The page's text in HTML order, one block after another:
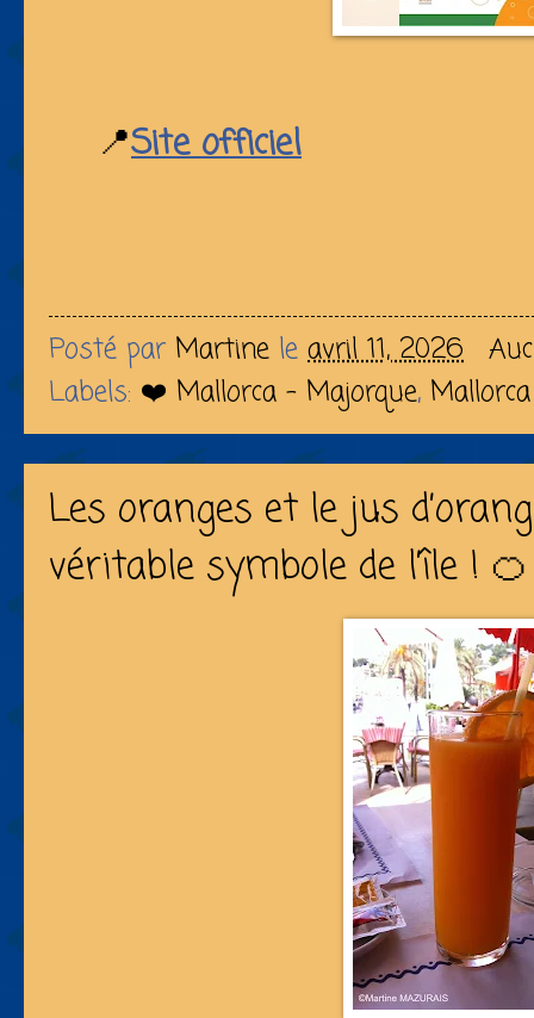
📍Site officiel
Posté par Martine le avril 11, 2026
Labels: ❤️ Mallorca - Majorque,
Les oranges et le jus
véritable symbole de l’île ! 🍊